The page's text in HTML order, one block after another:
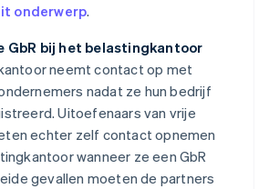
onderwerp.
GbR bij het belastingkantoor
neemt contact op met
nadat ze hun bedrijf
Uitoefenaars van vrije
echter zelf contact opnemen
wanneer ze een GbR
gevallen moeten de partners